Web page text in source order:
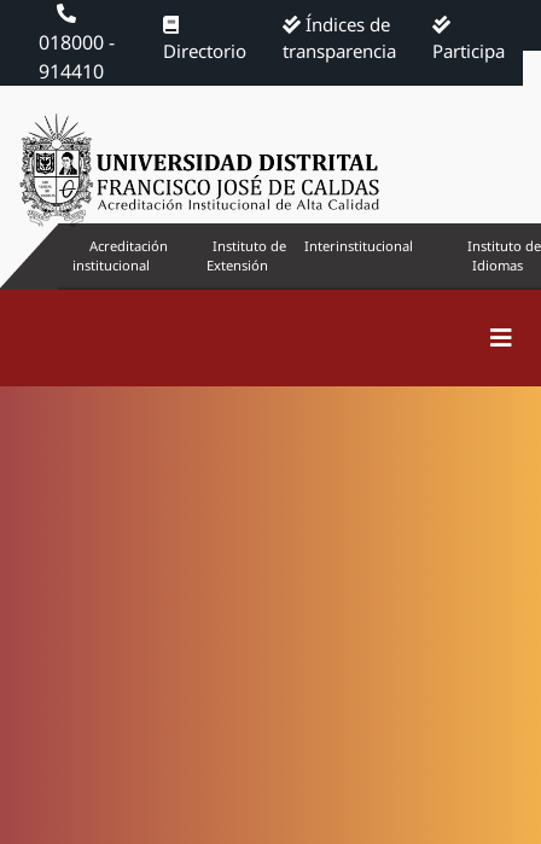
018000 -
914410
Directorio
Índices de
transparencia
Participa
Acreditación
institucional
Instituto de
Extensión
Interinstitucional
Instituto de
Idiomas